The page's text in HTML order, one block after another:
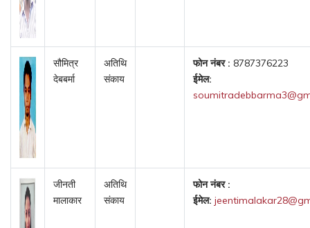
सौमित्र
देबबर्मा
अतिथि
संकाय
फोन नंबर : 8787376223
ईमेल:
जीनती
मालाकार
अतिथि
संकाय
फोन नंबर :
ईमेल: